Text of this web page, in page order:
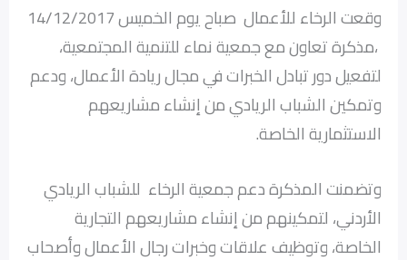
وقعت الرخاء للأعمال صباح يوم الخميس 14/12/2017
،مذكرة تعاون مع جمعية نماء للتنمية المجتمعية،
لتفعيل دور تبادل الخبرات في مجال ريادة الأعمال، ودعم
وتمكين الشباب الريادي من إنشاء مشاريعهم
الاستثمارية الخاصة.
وتضمنت المذكرة دعم جمعية الرخاء للشباب الريادي
الأردني، لتمكينهم من إنشاء مشاريعهم التجارية
الخاصة، وتوظيف علاقات وخبرات رجال الأعمال وأصحاب